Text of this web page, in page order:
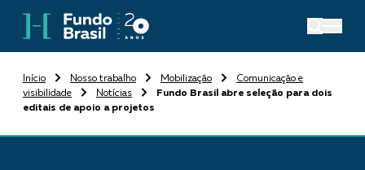
Início Nosso trabalho Mobilização
Comunicação e
visibilidade
Notícias
Fundo Brasil abre seleção para dois
editais de apoio a projetos